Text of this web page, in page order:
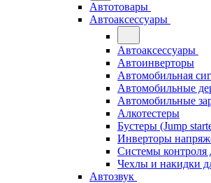
Автотовары
Автоаксессуары
Автоаксессуары
Автоинверторы
Автомобильная
Автомобильные
Автомобильные
Алкотестеры
Бустеры (Jump
Инверторы
Системы контроля
Чехлы и накидки
Автозвук